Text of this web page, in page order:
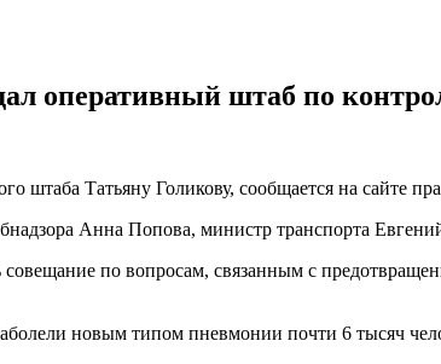
оперативный штаб по
штаба Татьяну Голикову, сообщается на сайте
Анна Попова, министр транспорта
совещание по вопросам, связанным с
новым типом пневмонии почти 6 тысяч